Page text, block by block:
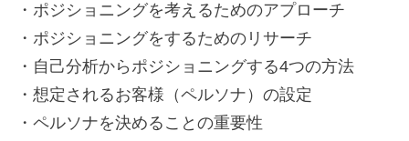
・ポジショニングを考えるためのアプローチ
・ポジショニングをするためのリサーチ
・自己分析からポジショニングする4つの方法
・想定されるお客様（ペルソナ）の設定
・ペルソナを決めることの重要性